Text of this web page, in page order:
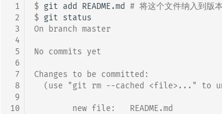
1
2
3
4
5
6
7
8
9
10
$ git add README.md # 将这个文件纳入到版
$ git
On branch master
No commits yet
Changes to be committed:
(use "git rm --cached <file>..." to
        new file:   README.md